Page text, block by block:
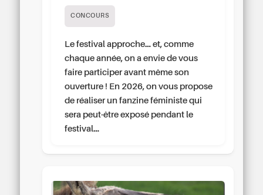
CONCOURS
Le festival approche… et, comme
chaque année, on a envie de vous
faire participer avant même son
ouverture ! En 2026, on vous propose
de réaliser un fanzine féministe qui
sera peut-être exposé pendant le
festival…